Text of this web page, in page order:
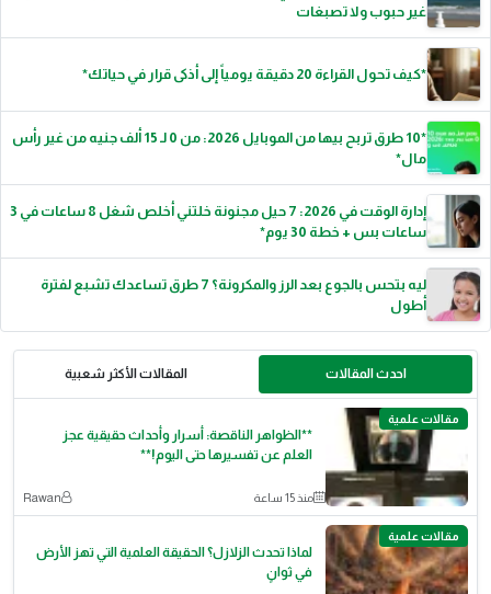
غير حبوب ولا تصبغات
*كيف تحول القراءة 20 دقيقة يومياً إلى أذكى قرار في حياتك*
*10 طرق تربح بيها من الموبايل 2026: من 0 لـ 15 ألف جنيه من غير رأس
مال*
إدارة الوقت في 2026: 7 حيل مجنونة خلتني أخلص شغل 8 ساعات في 3
ساعات بس + خطة 30 يوم*
ليه بتحس بالجوع بعد الرز والمكرونة؟ 7 طرق تساعدك تشبع لفترة
أطول
احدث المقالات المقالات الأكثر شعبية
مقالات علمية
**الظواهر الناقصة: أسرار وأحداث حقيقية عجز
العلم عن تفسيرها حتى اليوم!**
منذ 15 ساعة Rawan
مقالات علمية
لماذا تحدث الزلازل؟ الحقيقة العلمية التي تهز الأرض
في ثوانٍ